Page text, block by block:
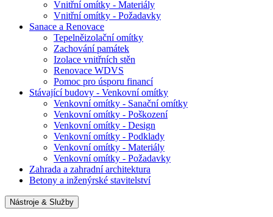
Vnitřní omítky - Materiály
Vnitřní omítky - Požadavky
Sanace a Renovace
Tepelněizolační omítky
Zachování památek
Izolace vnitřních stěn
Renovace WDVS
Pomoc pro úsporu financí
Stávající budovy - Venkovní omítky
Venkovní omítky - Sanační omítky
Venkovní omítky - Poškození
Venkovní omítky - Design
Venkovní omítky - Podklady
Venkovní omítky - Materiály
Venkovní omítky - Požadavky
Zahrada a zahradní architektura
Betony a inženýrské stavitelství
Nástroje & Služby